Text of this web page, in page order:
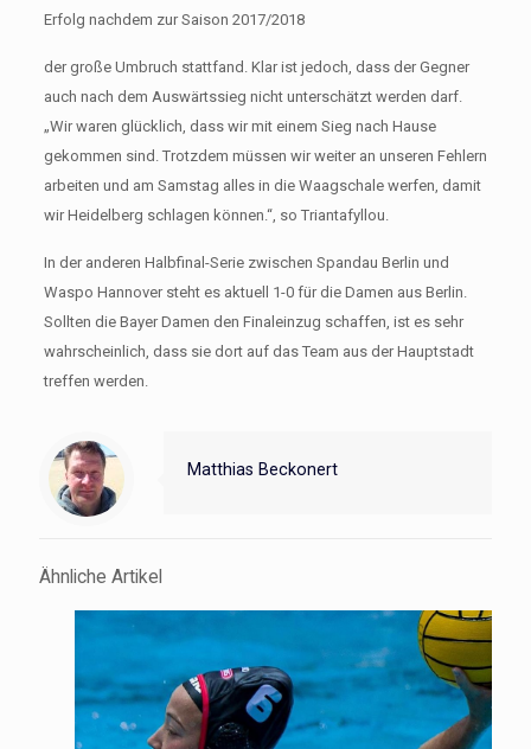
Erfolg nachdem zur Saison 2017/2018
der große Umbruch stattfand. Klar ist jedoch, dass der Gegner
auch nach dem Auswärtssieg nicht unterschätzt werden darf.
„Wir waren glücklich, dass wir mit einem Sieg nach Hause
gekommen sind. Trotzdem müssen wir weiter an unseren Fehlern
arbeiten und am Samstag alles in die Waagschale werfen, damit
wir Heidelberg schlagen können.“, so Triantafyllou.
In der anderen Halbfinal-Serie zwischen Spandau Berlin und
Waspo Hannover steht es aktuell 1-0 für die Damen aus Berlin.
Sollten die Bayer Damen den Finaleinzug schaffen, ist es sehr
wahrscheinlich, dass sie dort auf das Team aus der Hauptstadt
treffen werden.
Matthias Beckonert
Ähnliche Artikel